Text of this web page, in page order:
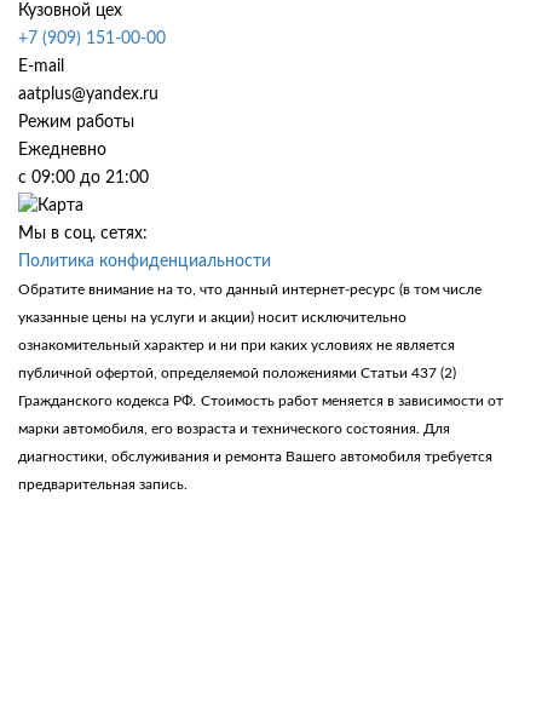
Кузовной цех
+7 (909) 151-00-00
E-mail
aatplus@yandex.ru
Режим работы
Ежедневно
с 09:00 до 21:00
Мы в соц. сетях:
Политика конфиденциальности
Обратите внимание на то, что данный интернет-ресурс (в том числе
указанные цены на услуги и акции) носит исключительно
ознакомительный характер и ни при каких условиях не является
публичной офертой, определяемой положениями Статьи 437 (2)
Гражданского кодекса РФ. Стоимость работ меняется в зависимости от
марки автомобиля, его возраста и технического состояния. Для
диагностики, обслуживания и ремонта Вашего автомобиля требуется
предварительная запись.